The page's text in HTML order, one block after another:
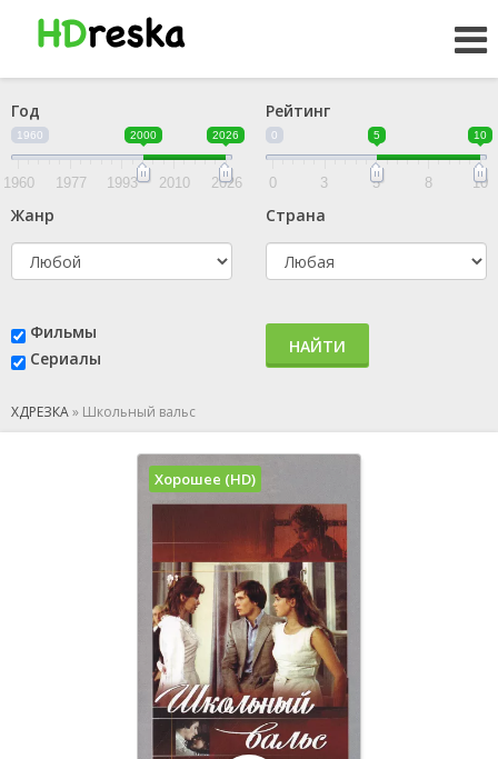
Год
1960 2000 2026
1960 1977 1993 2010 2026
Рейтинг
0 5 10
0 3 5 8 10
Жанр Страна
Фильмы
Сериалы
НАЙТИ
ХДРЕЗКА» Школьный вальс
Хорошее (HD)